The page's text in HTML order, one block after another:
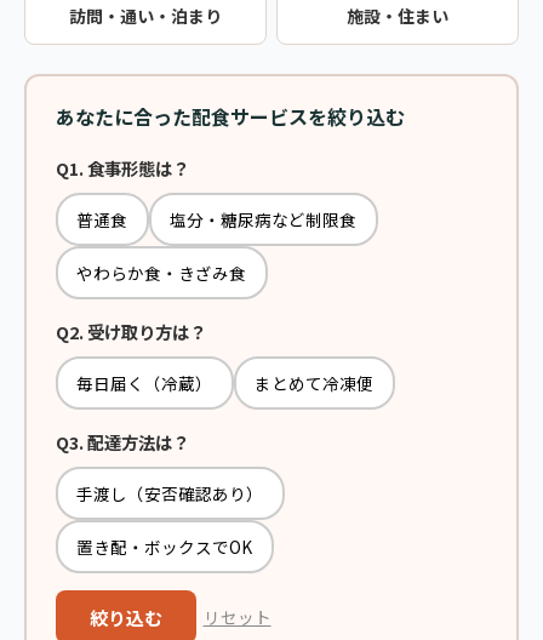
訪問・通い・泊まり 施設・住まい
あなたに合った配食サービスを絞り込む
Q1. 食事形態は？
普通食 塩分・糖尿病など制限食
やわらか食・きざみ食
Q2. 受け取り方は？
毎日届く（冷蔵） まとめて冷凍便
Q3. 配達方法は？
手渡し（安否確認あり）
置き配・ボックスでOK
絞り込む リセット